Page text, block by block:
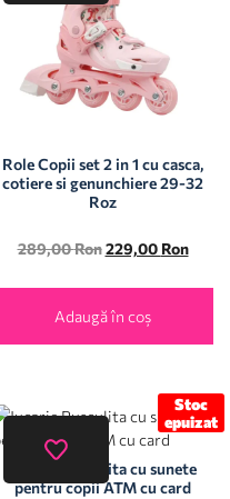
Role Copii set 2 in 1 cu casca,
cotiere si genunchiere 29-32
Roz
289,00Ron 229,00 Ron
Adaugă în coș
Stoc
epuizat
Jucarie Pusculita cu sunete
pentru copii ATM cu card